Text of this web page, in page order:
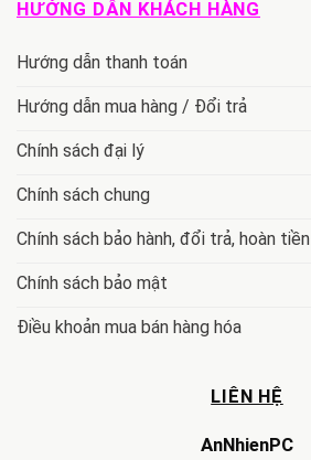
HƯỚNG DẪN KHÁCH HÀNG
Hướng dẫn thanh toán
Hướng dẫn mua hàng / Đổi trả
Chính sách đại lý
Chính sách chung
Chính sách bảo hành, đổi trả, hoàn tiền
Chính sách bảo mật
Điều khoản mua bán hàng hóa
LIÊN HỆ
AnNhienPC